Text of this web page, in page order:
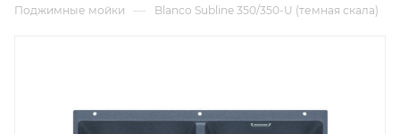
Поджимные мойки — Blanco Subline 350/350-U (темная скала)